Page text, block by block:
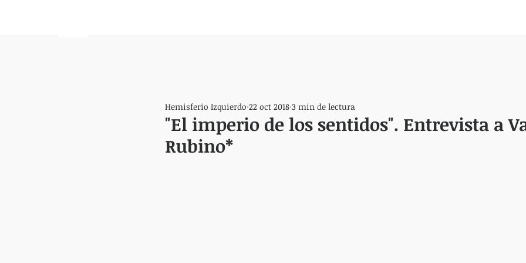
"El imperio de los sentidos". Entrevista a
Rubino*
Hemisferio Izquierdo 22 oct 2018 3 min de lectura